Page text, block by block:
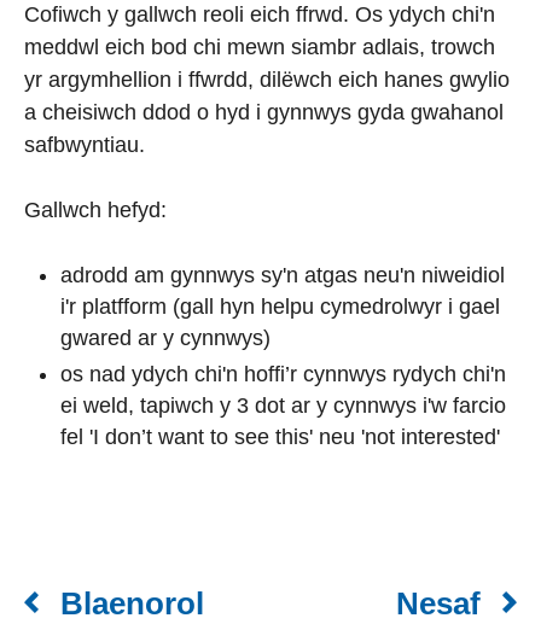
Cofiwch y gallwch reoli eich ffrwd. Os ydych chi'n
meddwl eich bod chi mewn siambr adlais, trowch
yr argymhellion i ffwrdd, dilëwch eich hanes gwylio
a cheisiwch ddod o hyd i gynnwys gyda gwahanol
safbwyntiau.
Gallwch hefyd:
adrodd am gynnwys sy'n atgas neu'n niweidiol
i'r platfform (gall hyn helpu cymedrolwyr i gael
gwared ar y cynnwys)
os nad ydych chi'n hoffi’r cynnwys rydych chi'n
ei weld, tapiwch y 3 dot ar y cynnwys i'w farcio
fel 'I don’t want to see this' neu 'not interested'
Blaenorol Nesaf